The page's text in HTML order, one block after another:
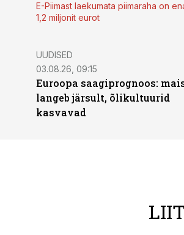
E-Piimast laekumata piimaraha on
1,2 miljonit eurot
UUDISED
03.08.26, 09:15
Euroopa saagiprognoos:
langeb järsult, õlikultuurid
kasvavad